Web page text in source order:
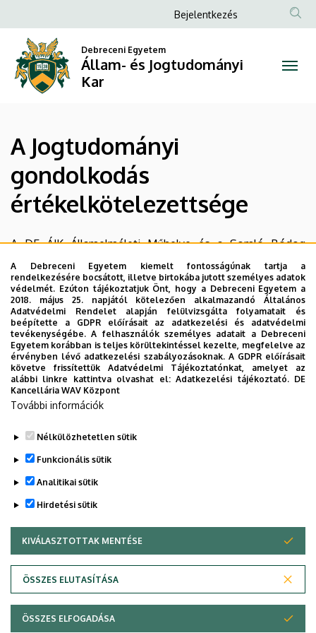
Jogtudományi
gondolkodás
értékelkötelezettsége
Állam-
és
Jogtudományi
Kar
a
tartalomra
Anonim
fiók
menüje
Bejelentkezés
Debreceni Egyetem
Állam- és Jogtudományi
Kar
A Jogtudományi
gondolkodás
értékelkötelezettsége
A DE ÁJK Államelméleti Műhelye és a Somló Bódog
Társaság „A Jogtudományi gondolkodás
értékelkötelezettsége” címmel rendez konferenciát 2017.
április 22-én Debrecenben. A konferencia résztvevői arra a
kérdésre keresik a választ, hogy milyen
értékelkötelezettséggel jár együtt a jogtudósi perspektíva
vállalása, és miként befolyásolja e perspektíva a
jogtudomány tudományos pozícióját.
A konferencia
Konferencia koncepció
A rendezvényre minden érdeklődőt szeretettel várunk!
Legutóbbi frissítés:
Adatvédelem
A Debreceni Egyetem kiemelt fontosságúnak tartja a
rendelkezésére bocsátott, illetve birtokába jutott személyes adatok
védelmét. Ezúton tájékoztatjuk Önt, hogy a Debreceni Egyetem a
2018. május 25. napjától kötelezően alkalmazandó Általános
Adatvédelmi Rendelet alapján felülvizsgálta folyamatait és
beépítette a GDPR előírásait az adatkezelési és adatvédelmi
tevékenységébe. A felhasználók személyes adatait a Debreceni
Egyetem korábban is teljes körültekintéssel kezelte, megfelelve az
érvényben lévő adatkezelési szabályozásoknak. A GDPR előírásait
követve frissítettük Adatvédelmi Tájékoztatónkat, amelyet az
alábbi linkre kattintva olvashat el:Adatkezelési tájékoztató. DE
Kancellária WAV Központ
További információk
Nélkülözhetetlen sütik
Funkcionális sütik
Analitikai sütik
Hirdetési sütik
KIVÁLASZTOTTAK MENTÉSE
ÖSSZES ELUTASÍTÁSA
WITHDRAW CONSENT
ÖSSZES ELFOGADÁSA